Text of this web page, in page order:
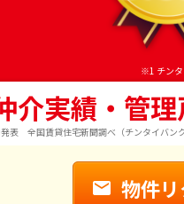
※1 チン
介実績・管
全国賃貸住宅新聞調べ（チンタイバンク
物件